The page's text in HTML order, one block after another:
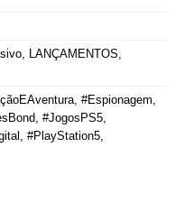
LANÇAMENTOS
#Espionagem
#JogosPS5
#PlayStation5